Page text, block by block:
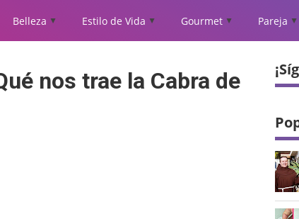
Belleza ▲ Estilo de Vida ▲ Gourmet ▲ Pareja ▲
nos trae la Cabra de